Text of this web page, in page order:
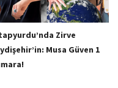
Zirve
Musa Güven 1